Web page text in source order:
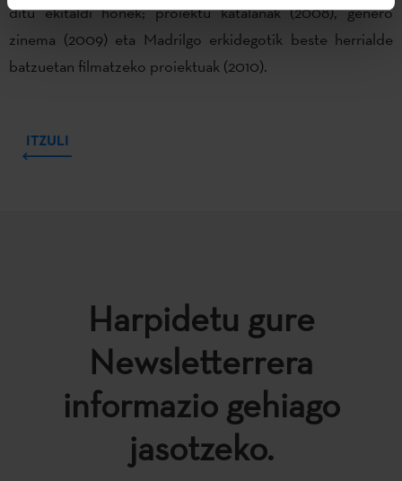
ditu ekitaldi honek; proiektu katalanak (2008), genero
zinema (2009) eta Madrilgo erkidegotik beste herrialde
batzuetan filmatzeko proiektuak (2010).
ITZULI
Harpidetu gure
Newsletterrera
informazio gehiago
jasotzeko.